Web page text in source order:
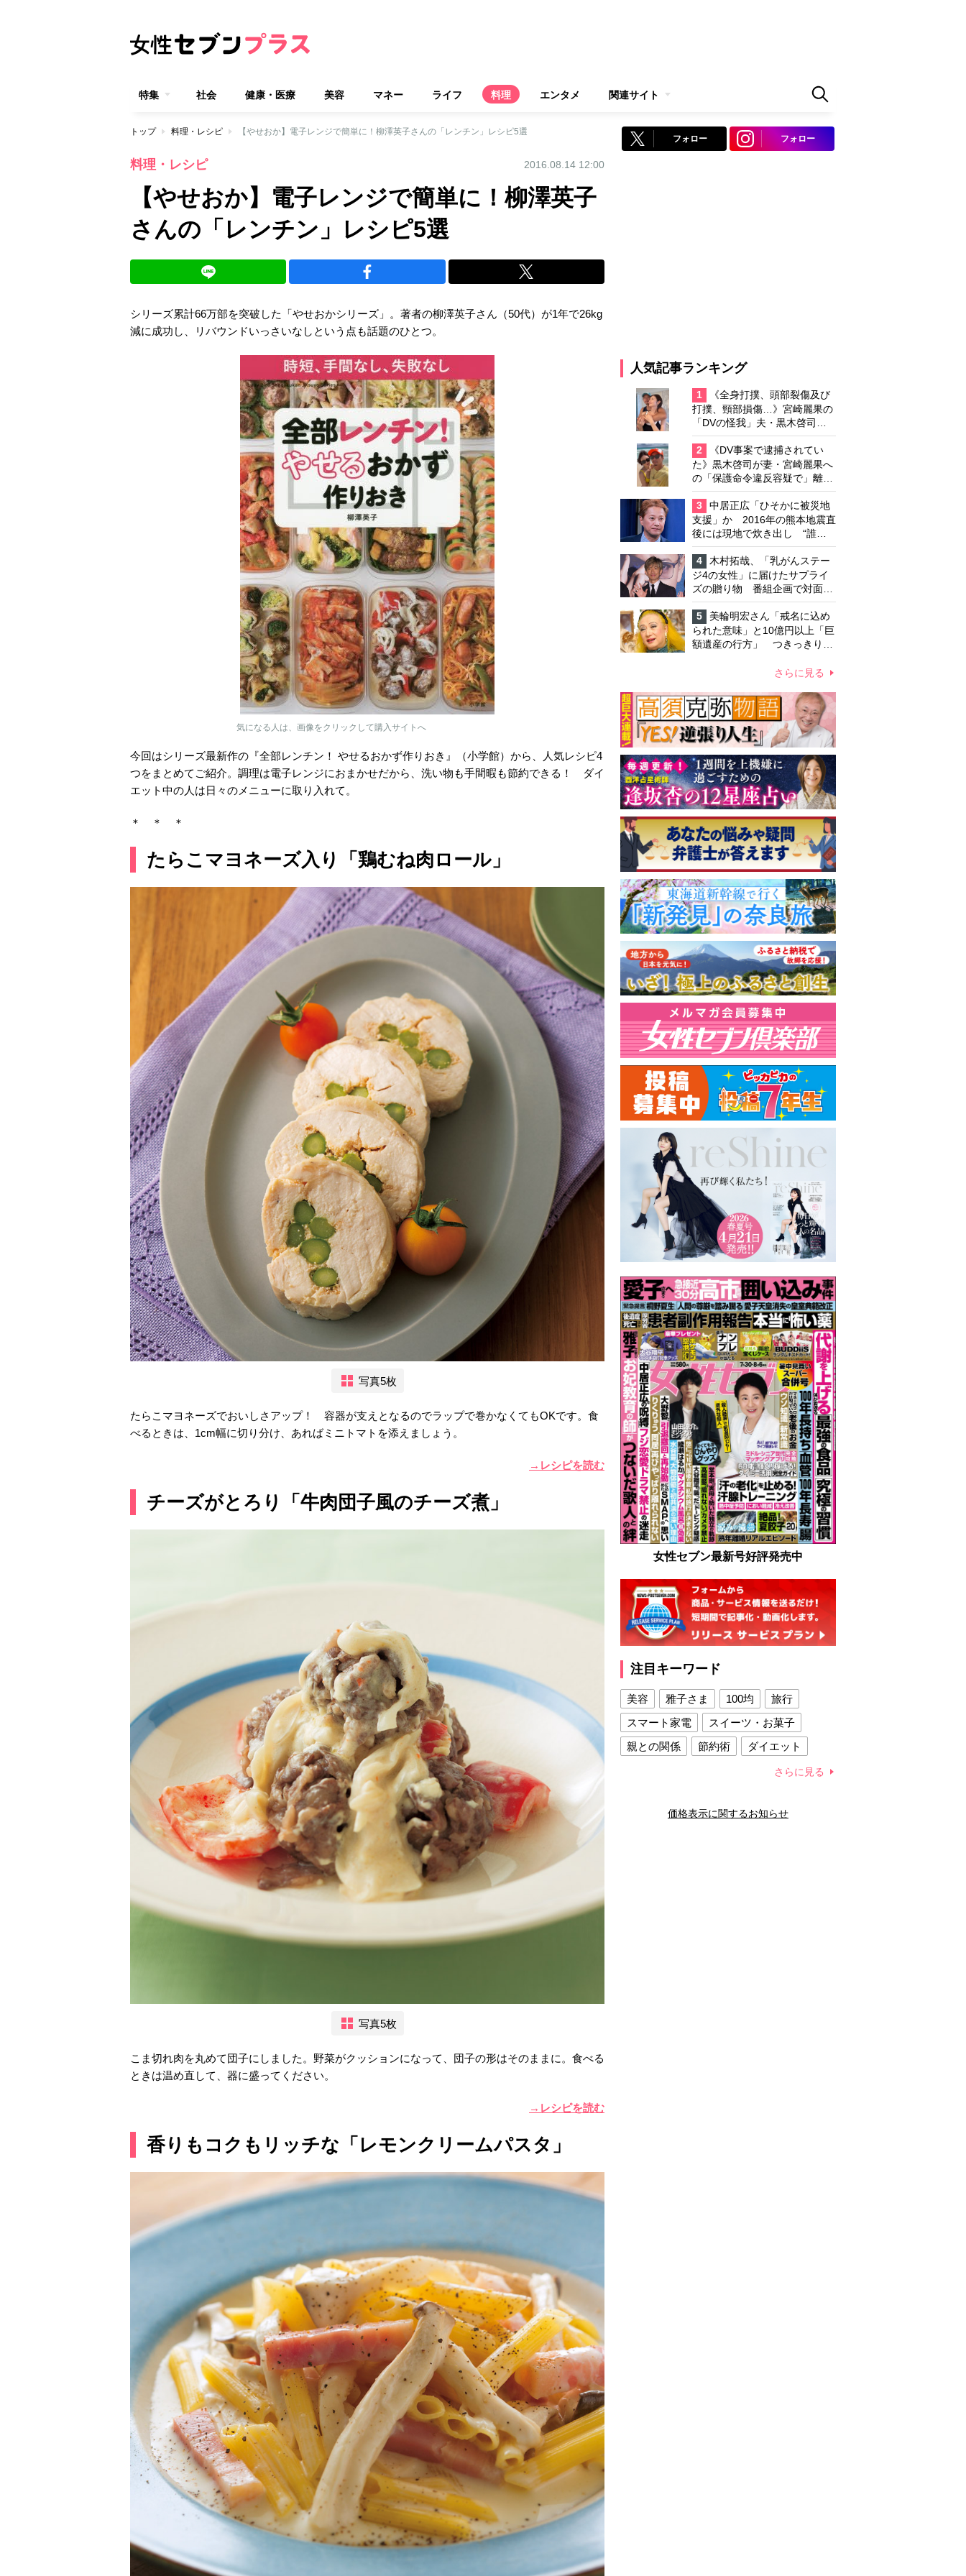
特集 社会 健康・医療 美容 マネー ライフ 料理 エンタメ 関連サイト
トップ 料理・レシピ 【やせおか】電子レンジで簡単に！柳澤英子さんの「レンチン」レシピ5選
料理・レシピ 2016.08.14 12:00
【やせおか】電子レンジで簡単に！柳澤英子
さんの「レンチン」レシピ5選
シリーズ累計66万部を突破した「やせおかシリーズ」。著者の柳澤英子さん（50代）が1年で26kg
減に成功し、リバウンドいっさいなしという点も話題のひとつ。
気になる人は、画像をクリックして購入サイトへ
今回はシリーズ最新作の『全部レンチン！ やせるおかず作りおき』（小学館）から、人気レシピ4
つをまとめてご紹介。調理は電子レンジにおまかせだから、洗い物も手間暇も節約できる！ ダイ
エット中の人は日々のメニューに取り入れて。
＊ ＊ ＊
たらこマヨネーズ入り「鶏むね肉ロール」
写真5枚
たらこマヨネーズでおいしさアップ！ 容器が支えとなるのでラップで巻かなくてもOKです。食
べるときは、1cm幅に切り分け、あればミニトマトを添えましょう。
→レシピを読む
チーズがとろり「牛肉団子風のチーズ煮」
写真5枚
こま切れ肉を丸めて団子にしました。野菜がクッションになって、団子の形はそのままに。食べる
ときは温め直して、器に盛ってください。
→レシピを読む
香りもコクもリッチな「レモンクリームパスタ」
フォロー フォロー
人気記事ランキング
1
《全身打撲、頭部裂傷及び
打撲、頸部損傷…》宮崎麗果の
「DVの怪我」夫・黒木啓司の
逮捕で始まる「夫婦の闘争」
2
《DV事案で逮捕されてい
た》黒木啓司が妻・宮崎麗果へ
の「保護命令違反容疑で」離婚
協議は「第二ステージ」へ
3
中居正広「ひそかに被災地
支援」か 2016年の熊本地震直
後には現地で炊き出し “誰に
も知られなくて良い”と、むし
ろ強まる福祉活動への思い
4
木村拓哉、「乳がんステー
ジ4の女性」に届けたサプライ
ズの贈り物 番組企画で対面し
たファンが、夢と希望を与える
心遣いに「うれしくて号泣しま
した」
5
美輪明宏さん「戒名に込め
られた意味」と10億円以上「巨
額遺産の行方」 つきっきりで
さらに見る
女性セブン最新号好評発売中
注目キーワード
美容 雅子さま 100均
旅行
スマート家電
スイーツ・お菓子
親との関係
節約術
ダイエット
夫との関係
新津春子 どか食い
さらに見る
価格表示に関するお知らせ